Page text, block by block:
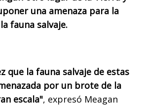
una amenaza para la
fauna salvaje.
que la fauna salvaje de estas
por un brote de la
escala", expresó Meagan